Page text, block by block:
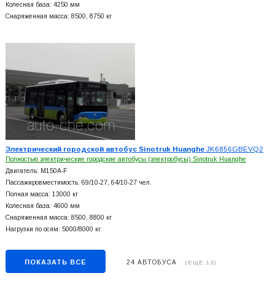
Колесная база: 4250 мм
Снаряженная масса: 8500, 8750 кг
Электрический городской автобус Sinotruk HuangheJK6856GBEVQ2
Полностью электрические городские автобусы (электробусы) Sinotruk Huanghe
Двигатель: M150A-F
Пассажировместимость: 69/10-27, 64/10-27 чел.
Полная масса: 13000 кг
Колесная база: 4600 мм
Снаряженная масса: 8500, 8800 кг
Нагрузки по осям: 5000/8000 кг
ПОКАЗАТЬ ВСЕ 24 АВТОБУСА (ЕЩЕ 13)